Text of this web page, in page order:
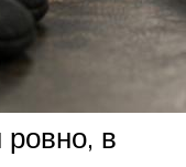
ровно, в